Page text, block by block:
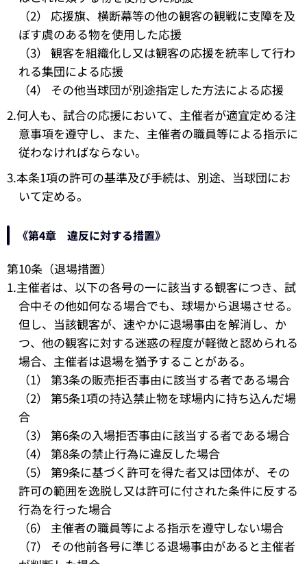
（2） 応援旗、横断幕等の他の観客の観戦に支障を及
ぼす虞のある物を使用した応援
（3） 観客を組織化し又は観客の応援を統率して行わ
れる集団による応援
（4） その他当球団が別途指定した方法による応援
2.何人も、試合の応援において、主催者が適宜定める注
意事項を遵守し、また、主催者の職員等による指示に
従わなければならない。
3.本条1項の許可の基準及び手続は、別途、当球団にお
いて定める。
《第4章 違反に対する措置》
第10条（退場措置）
1.主催者は、以下の各号の一に該当する観客につき、試
合中その他如何なる場合でも、球場から退場させる。
但し、当該観客が、速やかに退場事由を解消し、か
つ、他の観客に対する迷惑の程度が軽微と認められる
場合、主催者は退場を猶予することがある。
（1） 第3条の販売拒否事由に該当する者である場合
（2） 第5条1項の持込禁止物を球場内に持ち込んだ場
合
（3） 第6条の入場拒否事由に該当する者である場合
（4） 第8条の禁止行為に違反した場合
（5） 第9条に基づく許可を得た者又は団体が、その
許可の範囲を逸脱し又は許可に付された条件に反する
行為を行った場合
（6） 主催者の職員等による指示を遵守しない場合
（7） その他前各号に準じる退場事由があると主催者